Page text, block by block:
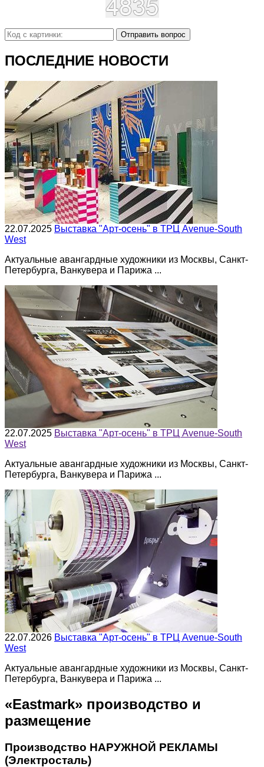
Отправить вопрос
ПОСЛЕДНИЕ НОВОСТИ
22.07.2025 Выставка "Арт-осень" в ТРЦ Avenue-South
West
Актуальные авангардные художники из Москвы, Санкт-
Петербурга, Ванкувера и Парижа ...
22.07.2025 Выставка "Арт-осень" в ТРЦ Avenue-South
West
Актуальные авангардные художники из Москвы, Санкт-
Петербурга, Ванкувера и Парижа ...
22.07.2026 Выставка "Арт-осень" в ТРЦ Avenue-South
West
Актуальные авангардные художники из Москвы, Санкт-
Петербурга, Ванкувера и Парижа ...
«Eastmark» производство и
размещение
Производство НАРУЖНОЙ РЕКЛАМЫ
(Электросталь)